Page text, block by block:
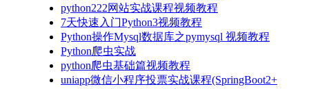
python222网站实战课程视频教程
7天快速入门Python3视频教程
Python操作Mysql数据库之pymysql 视频教程
Python爬虫实战
python爬虫基础篇视频教程
uniapp微信小程序投票实战课程(SpringBoot2+